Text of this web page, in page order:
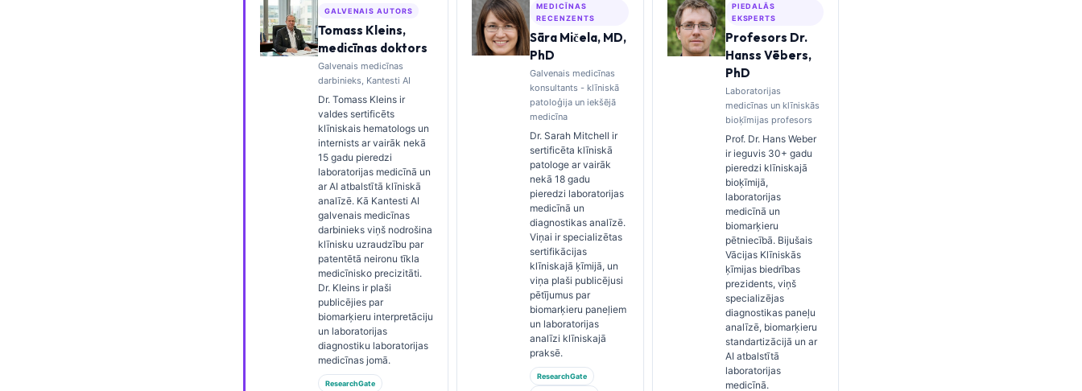
GALVENAIS AUTORS
Tomass Kleins,
medicīnas doktors
Galvenais medicīnas
darbinieks, Kantesti AI
Dr. Tomass Kleins ir
valdes sertificēts
klīniskais hematologs un
internists ar vairāk nekā
15 gadu pieredzi
laboratorijas medicīnā un
ar AI atbalstītā klīniskā
analīzē. Kā Kantesti AI
galvenais medicīnas
darbinieks viņš nodrošina
klīnisku uzraudzību par
patentētā neironu tīkla
medicīnisko precizitāti.
Dr. Kleins ir plaši
publicējies par
biomarķieru interpretāciju
un laboratorijas
diagnostiku laboratorijas
medicīnas jomā.
ResearchGate
MEDICĪNAS
RECENZENTS
Sāra Mičela, MD,
PhD
Galvenais medicīnas
konsultants - klīniskā
patoloģija un iekšējā
medicīna
Dr. Sarah Mitchell ir
sertificēta klīniskā
patologe ar vairāk
nekā 18 gadu
pieredzi laboratorijas
medicīnā un
diagnostikas analīzē.
Viņai ir specializētas
sertifikācijas
klīniskajā ķīmijā, un
viņa plaši publicējusi
pētījumus par
biomarķieru paneļiem
un laboratorijas
analīzi klīniskajā
praksē.
ResearchGate
PIEDALĀS
EKSPERTS
Profesors Dr.
Hanss Vēbers,
PhD
Laboratorijas
medicīnas un klīniskās
bioķīmijas profesors
Prof. Dr. Hans Weber
ir ieguvis 30+ gadu
pieredzi klīniskajā
bioķīmijā,
laboratorijas
medicīnā un
biomarķieru
pētniecībā. Bijušais
Vācijas Klīniskās
ķīmijas biedrības
prezidents, viņš
specializējas
diagnostikas paneļu
analīzē, biomarķieru
standartizācijā un ar
AI atbalstītā
laboratorijas
medicīnā.